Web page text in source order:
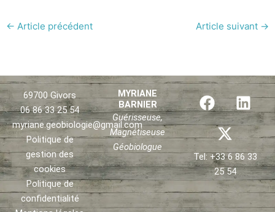
← Article précédent Article suivant →
69700 Givors
06 86 33 25 54
myriane.geobiologie@gmail.com
Politique de
gestion des
cookies
Politique de
confidentialité
MYRIANE
BARNIER
Guérisseuse,
Magnétiseuse
Géobiologue
F
a
c
e
b
o
o
k
L
i
n
k
e
d
i
n
X
-
t
w
i
t
t
Tel: +33 6 86 33
25 54